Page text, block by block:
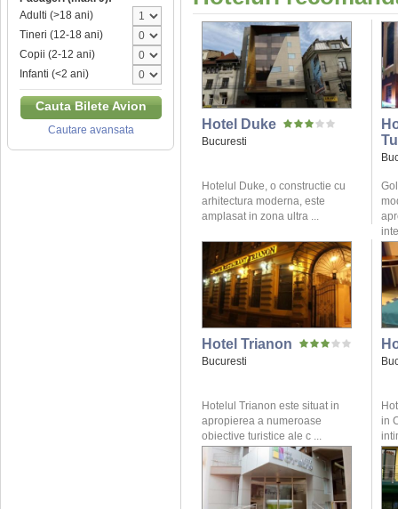
Adulti (>18 ani)
Tineri (12-18 ani)
Copii (2-12 ani)
Infanti (<2 ani)
Cauta Bilete Avion
Cautare avansata Hotel Duke
Bucuresti
Hotelul Duke, o constructie cu
arhitectura moderna, este
amplasat in zona ultra ...
Hotel Trianon
Bucuresti
Hotelul Trianon este situat in
apropierea a numeroase
obiective turistice ale c ...
in